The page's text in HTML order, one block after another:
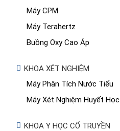
Máy CPM
Máy Terahertz
Buồng Oxy Cao Áp
KHOA XÉT NGHIỆM
Máy Phân Tích Nước Tiểu
Máy Xét Nghiệm Huyết Học
KHOA Y HỌC CỔ TRUYỀN